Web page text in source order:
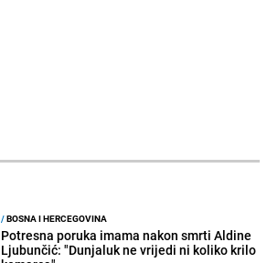
/BOSNA I HERCEGOVINA
Potresna poruka imama nakon smrti Aldine
Ljubunčić: "Dunjaluk ne vrijedi ni koliko krilo